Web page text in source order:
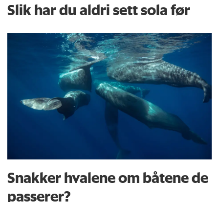
Slik har du aldri sett sola før
Snakker hvalene om båtene de
passerer?